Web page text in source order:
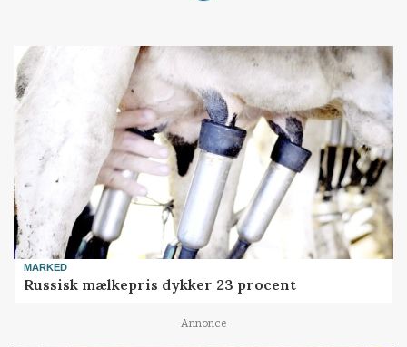
MARKED
Russisk mælkepris dykker 23 procent
Annonce